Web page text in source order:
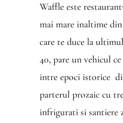
Waffle este
mai mare inaltime
care te duce la
40, pare un vehicul ce
intre epoci istorice
parterul prozaic cu
infrigurati si santiere